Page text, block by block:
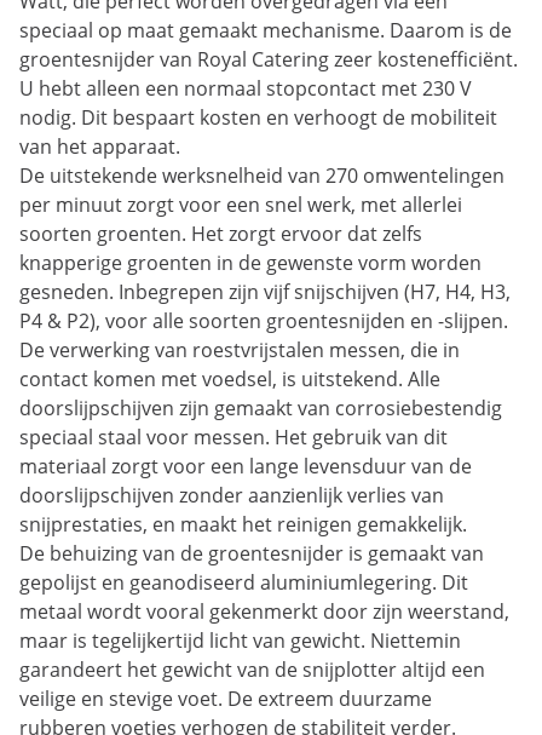
speciaal op maat gemaakt mechanisme. Daarom is de
groentesnijder van Royal Catering zeer kostenefficiënt.
U hebt alleen een normaal stopcontact met 230 V
nodig. Dit bespaart kosten en verhoogt de mobiliteit
van het apparaat.
De uitstekende werksnelheid van 270 omwentelingen
per minuut zorgt voor een snel werk, met allerlei
soorten groenten. Het zorgt ervoor dat zelfs
knapperige groenten in de gewenste vorm worden
gesneden. Inbegrepen zijn vijf snijschijven (H7, H4, H3,
P4 & P2), voor alle soorten groentesnijden en -slijpen.
De verwerking van roestvrijstalen messen, die in
contact komen met voedsel, is uitstekend. Alle
doorslijpschijven zijn gemaakt van corrosiebestendig
speciaal staal voor messen. Het gebruik van dit
materiaal zorgt voor een lange levensduur van de
doorslijpschijven zonder aanzienlijk verlies van
snijprestaties, en maakt het reinigen gemakkelijk.
De behuizing van de groentesnijder is gemaakt van
gepolijst en geanodiseerd aluminiumlegering. Dit
metaal wordt vooral gekenmerkt door zijn weerstand,
maar is tegelijkertijd licht van gewicht. Niettemin
garandeert het gewicht van de snijplotter altijd een
veilige en stevige voet. De extreem duurzame
rubberen voetjes verhogen de stabiliteit verder.